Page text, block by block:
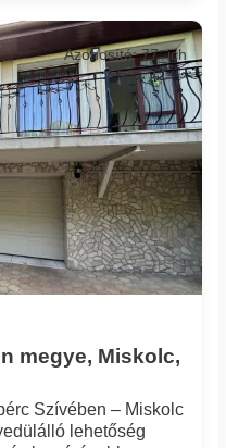
megye, Miskolc,
Azonosító: 77_ich
Szívében – Miskolc
lehetőség